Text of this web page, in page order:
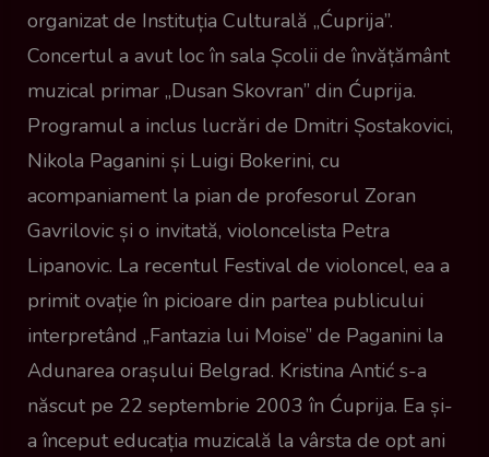
organizat de Instituția Culturală „Ćuprija”.
Concertul a avut loc în sala Școlii de învățământ
muzical primar „Dusan Skovran” din Ćuprija.
Programul a inclus lucrări de Dmitri Șostakovici,
Nikola Paganini și Luigi Bokerini, cu
acompaniament la pian de profesorul Zoran
Gavrilovic și o invitată, violoncelista Petra
Lipanovic. La recentul Festival de violoncel, ea a
primit ovație în picioare din partea publicului
interpretând „Fantazia lui Moise” de Paganini la
Adunarea orașului Belgrad. Kristina Antić s-a
născut pe 22 septembrie 2003 în Ćuprija. Ea și-
a început educația muzicală la vârsta de opt ani